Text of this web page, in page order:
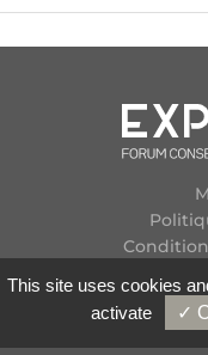
Copyright
2026
This site uses cookies
activate
✓